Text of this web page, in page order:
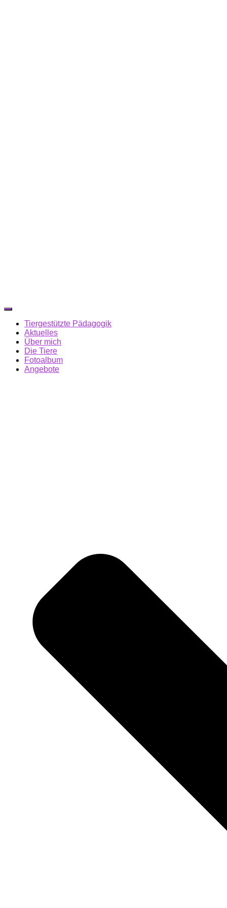
Navigation
umschalten
Tiergestützte Pädagogik
Aktuelles
Über mich
Die Tiere
Fotoalbum
Angebote